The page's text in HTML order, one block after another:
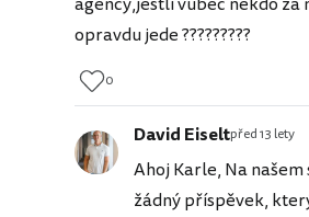
opravdu jede ?????????
0
David Eiseltpřed 13 lety
Ahoj Karle, Na
žádný příspěvek,